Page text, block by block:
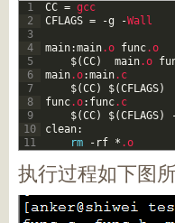
1
2
3
4
5
6
7
8
9
10
11
CC = gcc
CFLAGS = -g -Wall
main:main.o func.o
$(CC) main.o
main.o:main.c
$(CC) $(CFLAGS)
func.o: func.c
$(CC) $(CFLAGS)
clean:
rm
- rf * .o
执行过程如下图所